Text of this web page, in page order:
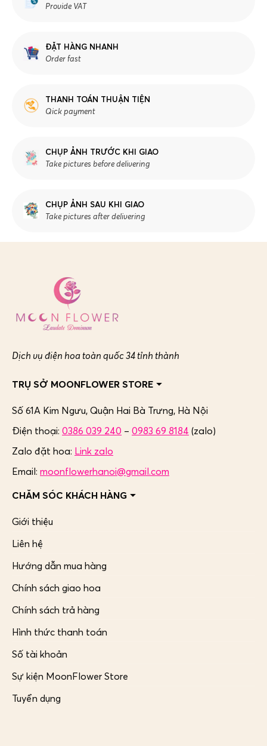
Provide VAT
ĐẶT HÀNG NHANH
Order fast
THANH TOÁN THUẬN TIỆN
Qick payment
CHỤP ẢNH TRƯỚC KHI GIAO
Take pictures before delivering
CHỤP ẢNH SAU KHI GIAO
Take pictures after delivering
Dịch vụ điện hoa toàn quốc 34 tỉnh thành
TRỤ SỞ MOONFLOWER STORE
Số 61A Kim Ngưu, Quận Hai Bà Trưng, Hà Nội
Điện thoại: 0386 039 240 – 0983 69 8184 (zalo)
Zalo đặt hoa: Link zalo
Email: moonflowerhanoi@gmail.com
CHĂM SÓC KHÁCH HÀNG
Giới thiệu
Liên hệ
Hướng dẫn mua hàng
Chính sách giao hoa
Chính sách trả hàng
Hình thức thanh toán
Số tài khoản
Sự kiện MoonFlower Store
Tuyển dụng